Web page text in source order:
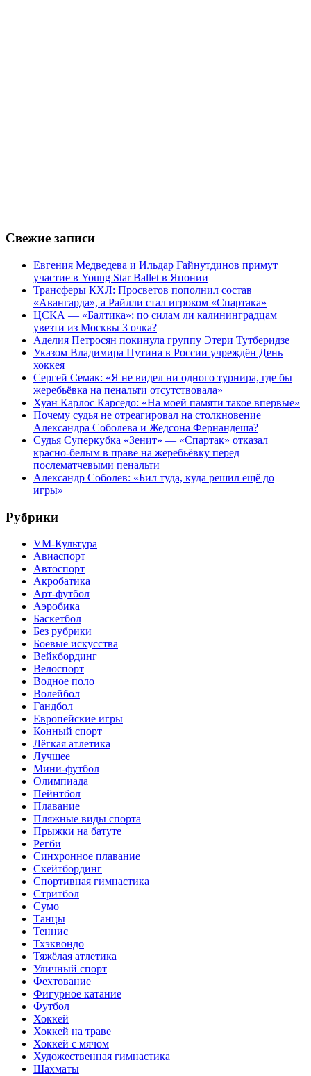
Свежие записи
Евгения Медведева и Ильдар Гайнутдинов примут
участие в Young Star Ballet в Японии
Трансферы КХЛ: Просветов пополнил состав
«Авангарда», а Райлли стал игроком «Спартака»
ЦСКА — «Балтика»: по силам ли калининградцам
увезти из Москвы 3 очка?
Аделия Петросян покинула группу Этери Тутберидзе
Указом Владимира Путина в России учреждён День
хоккея
Сергей Семак: «Я не видел ни одного турнира, где бы
жеребьёвка на пенальти отсутствовала»
Хуан Карлос Карседо: «На моей памяти такое впервые»
Почему судья не отреагировал на столкновение
Александра Соболева и Жедсона Фернандеша?
Судья Суперкубка «Зенит» — «Спартак» отказал
красно-белым в праве на жеребьёвку перед
послематчевыми пенальти
Александр Соболев: «Бил туда, куда решил ещё до
игры»
Рубрики
VM-Культура
Авиаспорт
Автоспорт
Акробатика
Арт-футбол
Аэробика
Баскетбол
Без рубрики
Боевые искусства
Вейкбординг
Велоспорт
Водное поло
Волейбол
Гандбол
Европейские игры
Конный спорт
Лёгкая атлетика
Лучшее
Мини-футбол
Олимпиада
Пейнтбол
Плавание
Пляжные виды спорта
Прыжки на батуте
Регби
Синхронное плавание
Скейтбординг
Спортивная гимнастика
Стритбол
Сумо
Танцы
Теннис
Тхэквондо
Тяжёлая атлетика
Уличный спорт
Фехтование
Фигурное катание
Футбол
Хоккей
Хоккей на траве
Хоккей с мячом
Художественная гимнастика
Шахматы